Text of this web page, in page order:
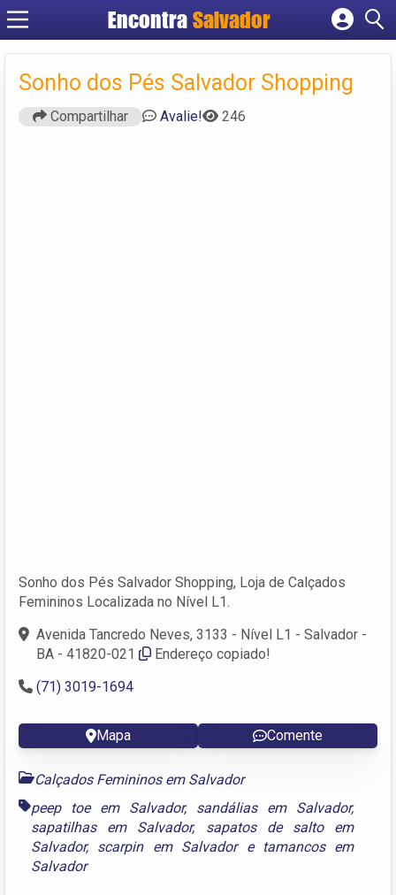
EncontraSalvador
Cadastrar empresa
Criar conta
Sonho dos Pés Salvador Shopping
Compartilhar Avalie! 246
Sonho dos Pés Salvador Shopping, Loja de Calçados
Femininos Localizada no Nível L1.
Avenida Tancredo Neves, 3133 - Nível L1 - Salvador -
BA - 41820-021
Endereço copiado!
(71) 3019-1694
Mapa Comente
Calçados Femininos em Salvador
peep toe em Salvador, sandálias em Salvador,
sapatilhas em Salvador, sapatos de salto em
Salvador, scarpin em Salvadore tamancos em
Salvador